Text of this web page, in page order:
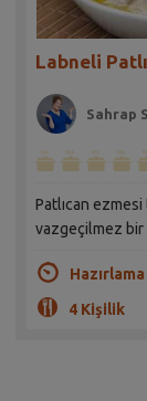
Labneli
Sahrap
Patlıcan ezmesi
vazgeçilmez bir
4 Kişilik